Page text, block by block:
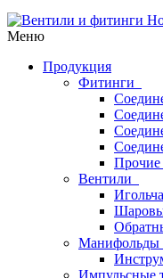
Меню
Продукция
Фитинги
Прочие
Вентили
Манифольды
Импульсные